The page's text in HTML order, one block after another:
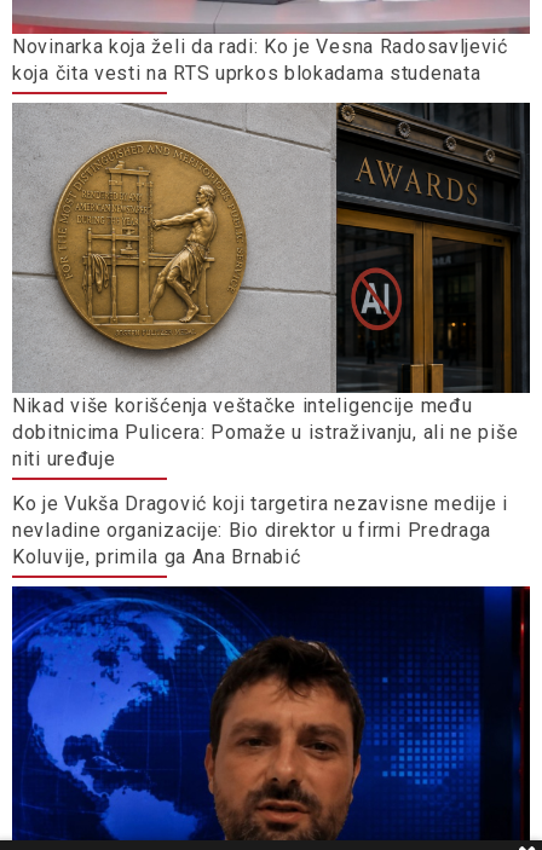
Novinarka koja želi da radi: Ko je Vesna Radosavljević
koja čita vesti na RTS uprkos blokadama studenata
Nikad više korišćenja veštačke inteligencije među
dobitnicima Pulicera: Pomaže u istraživanju, ali ne piše
niti uređuje
Ko je Vukša Dragović koji targetira nezavisne medije i
nevladine organizacije: Bio direktor u firmi Predraga
Koluvije, primila ga Ana Brnabić